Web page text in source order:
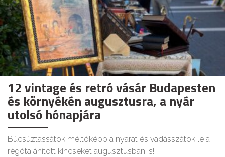
12 vintage és retró vásár Budapesten
és környékén augusztusra, a nyár
utolsó hónapjára
Búcsúztassátok méltóképp a nyarat és vadásszátok le a
régóta áhított kincseket augusztusban is!